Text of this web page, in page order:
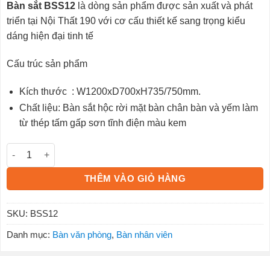
Bàn sắt BSS12 là dòng sản phẩm được sản xuất và phát
triển tại Nội Thất 190 với cơ cấu thiết kế sang trọng kiểu
dáng hiện đại tinh tế
Cấu trúc sản phẩm
Kích thước : W1200xD700xH735/750mm.
Chất liệu: Bàn sắt hộc rời mặt bàn chân bàn và yếm làm
từ thép tấm gấp sơn tĩnh điện màu kem
Bàn sắt BSS12 số lượng
THÊM VÀO GIỎ HÀNG
SKU: BSS12
Danh mục: Bàn văn phòng, Bàn nhân viên